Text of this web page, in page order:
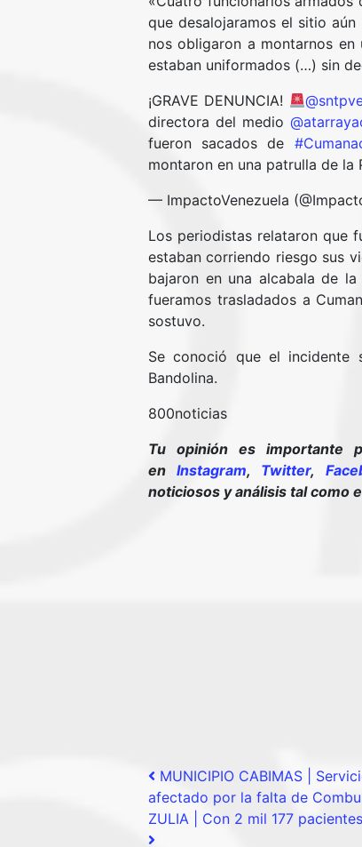
que desalojaramos el sitio
nos obligaron a montarnos
estaban uniformados (…) sin
¡GRAVE DENUNCIA!
directora del medio
fueron sacados de
montaron en una patrulla de la
— ImpactoVenezuela
Los periodistas relataron que
estaban corriendo riesgo sus
bajaron en una alcabala de
fueramos trasladados a
sostuvo.
Se conoció que el incidente
Bandolina.
800noticias
Tu opinión es importante
en Instagram, Twitter,
noticiosos y análisis tal como
Post
MUNICIPIO CABIMAS |
afectado por la falta de
ZULIA | Con 2 mil 177